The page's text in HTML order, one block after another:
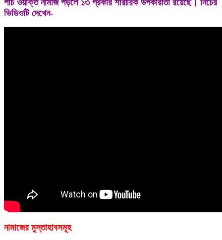
পাঁচ ওয়াক্ত নামাজ পড়লে ১৩ প্রকার শারীরিক উপকারীতা রয়েছে। নিচের
ভিডিওটি দেখেন-
নামাজের মুস্তাহাবসমূহ